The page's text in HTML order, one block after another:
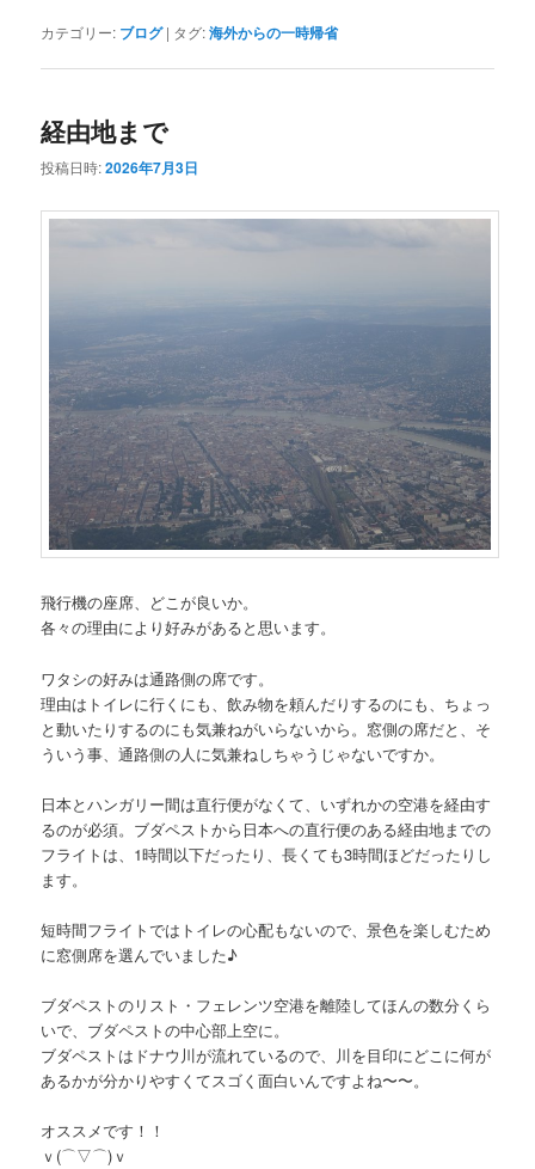
カテゴリー: ブログ | タグ:海外からの一時帰省
経由地まで
投稿日時:2026年7月3日
飛行機の座席、どこが良いか。
各々の理由により好みがあると思います。
ワタシの好みは通路側の席です。
理由はトイレに行くにも、飲み物を頼んだりするのにも、ちょっ
と動いたりするのにも気兼ねがいらないから。窓側の席だと、そ
ういう事、通路側の人に気兼ねしちゃうじゃないですか。
日本とハンガリー間は直行便がなくて、いずれかの空港を経由す
るのが必須。ブダペストから日本への直行便のある経由地までの
フライトは、1時間以下だったり、長くても3時間ほどだったりし
ます。
短時間フライトではトイレの心配もないので、景色を楽しむため
に窓側席を選んでいました♪
ブダペストのリスト・フェレンツ空港を離陸してほんの数分くら
いで、ブダペストの中心部上空に。
ブダペストはドナウ川が流れているので、川を目印にどこに何が
あるかが分かりやすくてスゴく面白いんですよね〜〜。
オススメです！！
ｖ(⌒▽⌒)ｖ